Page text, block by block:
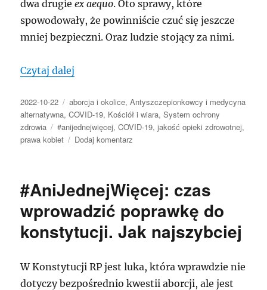
dwa drugieex aequo. Oto sprawy, które
spowodowały, że powinniście czuć się jeszcze
mniej bezpieczni. Oraz ludzie stojący za nimi.
Czytaj dalej
Data
publikacji
2022-10-22 Kategorie
aborcja i okolice,Antyszczepionkowcy i medycyna
alternatywna,COVID-19, Kościół i wiara,System ochrony
zdrowia
Tagi
#anijednejwięcej,COVID-19,jakość opieki zdrowotnej,
prawa kobiet
Dodaj komentarz
przy
których
Pegasus
i
drożyzna
pikuś
#AniJednejWięcej: czas
wprowadzić poprawkę do
konstytucji. Jak najszybciej
W Konstytucji RP jest luka, która wprawdzie nie
dotyczy bezpośrednio kwestii aborcji, ale jest